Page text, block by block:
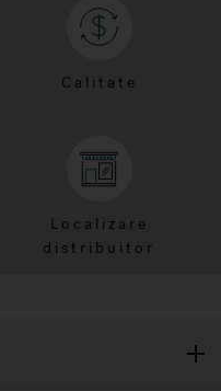
Calitate
Localizare
distribuitor